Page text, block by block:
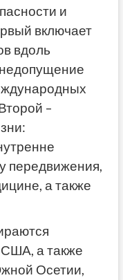
и
включает
вдоль
–
передвижения,
а также
США, а также
Осетии,